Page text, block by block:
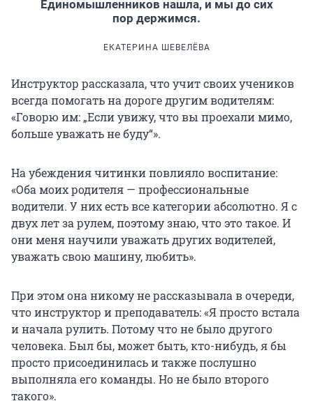
Единомышленников нашла, и мы до сих
пор держимся.
ЕКАТЕРИНА ШЕВЕЛЁВА
Инструктор рассказала, что учит своих учеников
всегда помогать на дороге другим водителям:
«Говорю им: „Если увижу, что вы проехали мимо,
больше уважать не буду“».
На убеждения читинки повлияло воспитание:
«Оба моих родителя — профессиональные
водители. У них есть все категории абсолютно. Я с
двух лет за рулем, поэтому знаю, что это такое. И
они меня научили уважать других водителей,
уважать свою машину, любить».
При этом она никому не рассказывала в очереди,
что инструктор и преподаватель: «Я просто встала
и начала рулить. Потому что не было другого
человека. Был бы, может быть, кто-нибудь, я бы
просто присоединилась и также послушно
выполняла его команды. Но не было второго
такого».